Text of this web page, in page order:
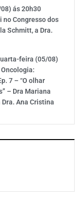
ás 20h30
no Congresso dos
Schmitt, a Dra.
feira (05/08)
7 – “O olhar
– Dra Mariana
Ana Cristina